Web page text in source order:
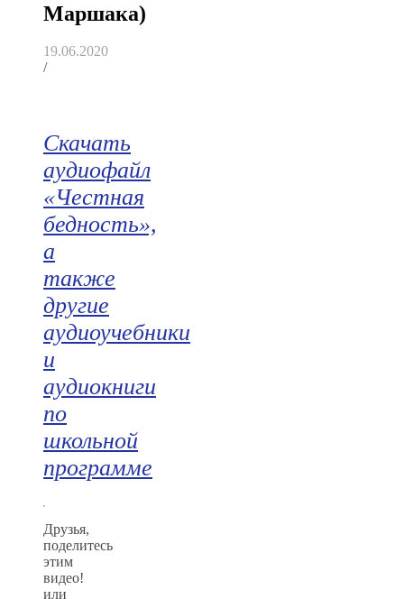
Маршака)
19.06.2020
/
Скачать
аудиофайл
«Честная
бедность»,
а
также
другие
аудиоучебники
и
аудиокниги
по
школьной
программе
Друзья,
поделитесь
этим
видео!
или